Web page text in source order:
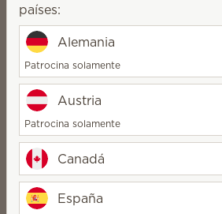
Limpiador para Baño
Ocean Air & Coconut
Water
$275.00
Quantity
países:
Alemania
Patrocina solamente
Austria
Patrocina solamente
Canadá
España